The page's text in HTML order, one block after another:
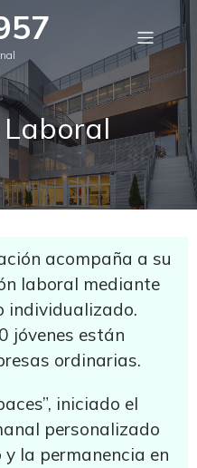
acompaña a su
laboral mediante
individualizado.
jóvenes están
ordinarias.
iniciado el
personalizado
la permanencia en